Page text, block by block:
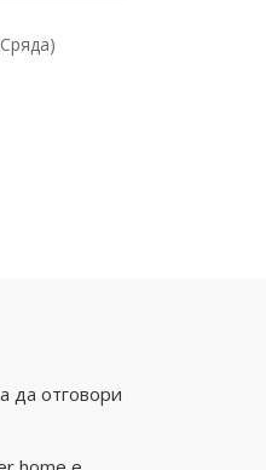
да отговори